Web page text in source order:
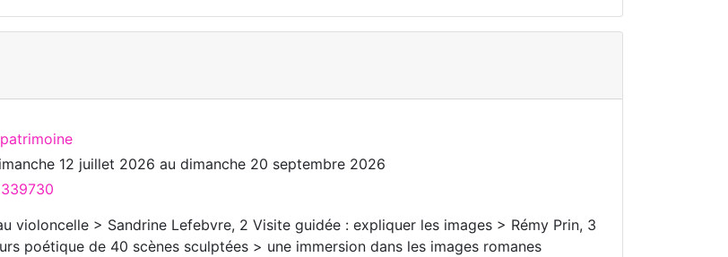
12 juillet 2026 au dimanche 20 septembre 2026
violoncelle > Sandrine Lefebvre, 2 Visite guidée : expliquer les images > Rémy Prin, 3
poétique de 40 scènes sculptées > une immersion dans les images romanes